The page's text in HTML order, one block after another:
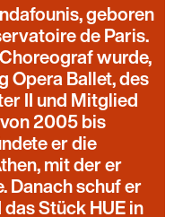
geboren
de Paris.
wurde,
Opera Ballet, des
II und Mitglied
2005 bis
er die
mit der er
Danach schuf er
Stück HUE in